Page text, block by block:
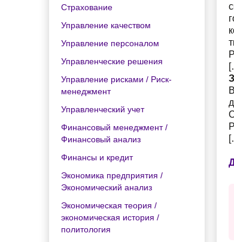
Страхование
Управление качеством
Управление персоналом
Управленческие решения
Управление рисками / Риск-
менеджмент
Управленческий учет
Финансовый менеджмент /
Финансовый анализ
Финансы и кредит
Экономика предприятия /
Экономический анализ
Экономическая теория /
экономическая история /
политология